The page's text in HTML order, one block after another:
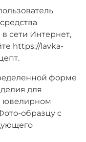
сети Интернет,
https://lavka-
форме
для
ювелирном
образцу с